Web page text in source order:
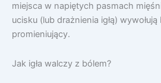
miejsca w napiętych pasmach
ucisku (lub drażnienia igłą)
promieniujący.
Jak igła walczy z bólem?